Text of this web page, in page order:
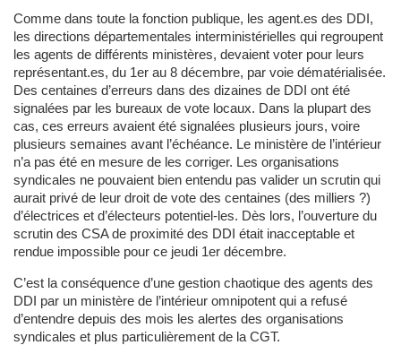
Comme dans toute la fonction publique, les agent.es des DDI,
les directions départementales interministérielles qui regroupent
les agents de différents ministères, devaient voter pour leurs
représentant.es, du 1er au 8 décembre, par voie dématérialisée.
Des centaines d’erreurs dans des dizaines de DDI ont été
signalées par les bureaux de vote locaux. Dans la plupart des
cas, ces erreurs avaient été signalées plusieurs jours, voire
plusieurs semaines avant l’échéance. Le ministère de l’intérieur
n’a pas été en mesure de les corriger. Les organisations
syndicales ne pouvaient bien entendu pas valider un scrutin qui
aurait privé de leur droit de vote des centaines (des milliers ?)
d’électrices et d’électeurs potentiel-les. Dès lors, l’ouverture du
scrutin des CSA de proximité des DDI était inacceptable et
rendue impossible pour ce jeudi 1er décembre.
C’est la conséquence d’une gestion chaotique des agents des
DDI par un ministère de l’intérieur omnipotent qui a refusé
d’entendre depuis des mois les alertes des organisations
syndicales et plus particulièrement de la CGT.